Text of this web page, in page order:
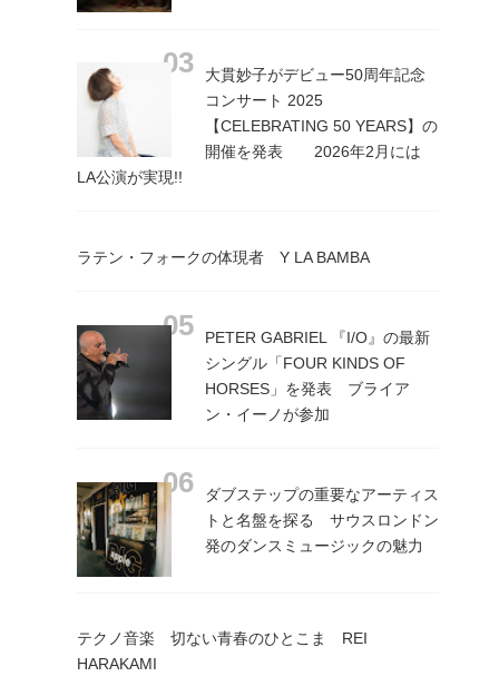
大貫妙子がデビュー50周年記念
コンサート 2025
【CELEBRATING 50 YEARS】の
開催を発表 2026年2月には
LA公演が実現!!
ラテン・フォークの体現者 Y LA BAMBA
PETER GABRIEL 『I/O』の最新
シングル「FOUR KINDS OF
HORSES」を発表 ブライア
ン・イーノが参加
ダブステップの重要なアーティス
トと名盤を探る サウスロンドン
発のダンスミュージックの魅力
テクノ音楽 切ない青春のひとこま REI
HARAKAMI